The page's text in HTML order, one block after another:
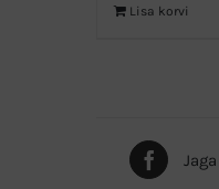
Lisa korvi